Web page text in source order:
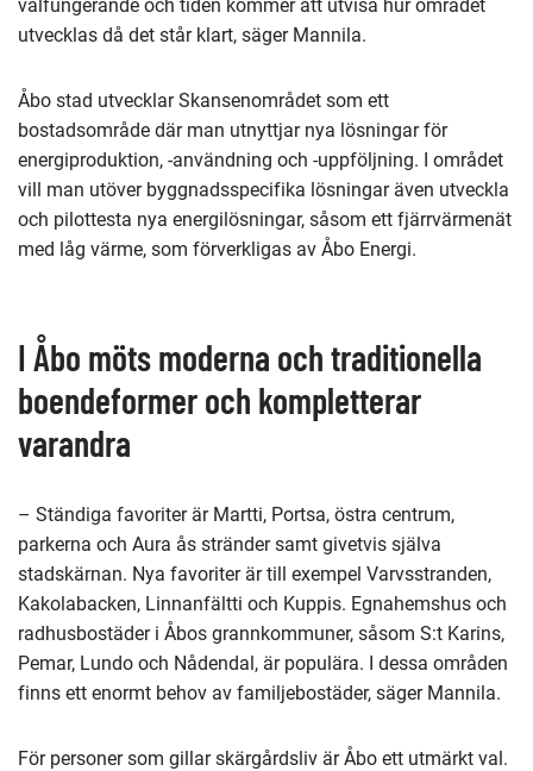
välfungerande och tiden kommer att utvisa hur området
utvecklas då det står klart, säger Mannila.
Åbo stad utvecklar Skansenområdet som ett
bostadsområde där man utnyttjar nya lösningar för
energiproduktion, -användning och -uppföljning. I området
vill man utöver byggnadsspecifika lösningar även utveckla
och pilottesta nya energilösningar, såsom ett fjärrvärmenät
med låg värme, som förverkligas av Åbo Energi.
I Åbo möts moderna och traditionella
boendeformer och kompletterar
varandra
– Ständiga favoriter är Martti, Portsa, östra centrum,
parkerna och Aura ås stränder samt givetvis själva
stadskärnan. Nya favoriter är till exempel Varvsstranden,
Kakolabacken, Linnanfältti och Kuppis. Egnahemshus och
radhusbostäder i Åbos grannkommuner, såsom S:t Karins,
Pemar, Lundo och Nådendal, är populära. I dessa områden
finns ett enormt behov av familjebostäder, säger Mannila.
För personer som gillar skärgårdsliv är Åbo ett utmärkt val.